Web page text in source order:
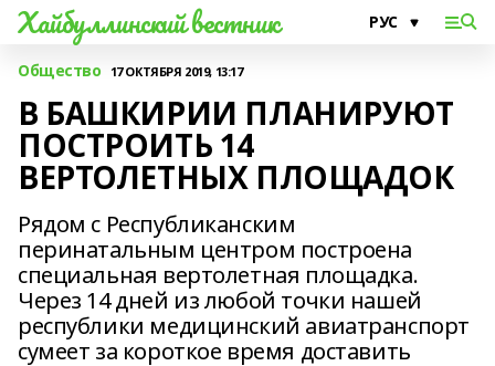
Хайбуллинский вестник
Общество 17 ОКТЯБРЯ 2019, 13:17
В БАШКИРИИ ПЛАНИРУЮТ
ПОСТРОИТЬ 14
ВЕРТОЛЕТНЫХ ПЛОЩАДОК
Рядом с Республиканским
перинатальным центром построена
специальная вертолетная площадка.
Через 14 дней из любой точки нашей
республики медицинский авиатранспорт
сумеет за короткое время доставить